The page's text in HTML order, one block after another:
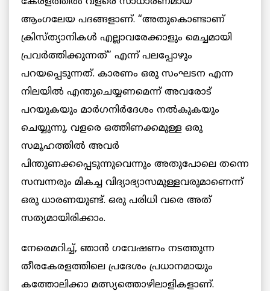
ആംഗലേയ പദങ്ങളാണ്. “അതുകൊണ്ടാണ്
ക്രിസ്ത്യാനികൾ എല്ലാവരേക്കാളും മെച്ചമായി
പ്രവർത്തിക്കുന്നത്” എന്ന് പലപ്പോഴും
പറയപ്പെടുന്നത്. കാരണം ഒരു സംഘടന എന്ന
നിലയിൽ എന്തുചെയ്യണമെന്ന് അവരോട്
പറയുകയും മാർഗനിർദേശം നൽകുകയും
ചെയ്യുന്നു. വളരെ ഒത്തിണക്കമുള്ള ഒരു
സമൂഹത്തിൽ അവർ
പിന്തുണക്കപ്പെടുന്നുവെന്നും അതുപോലെ തന്നെ
സമ്പന്നരും മികച്ച വിദ്യാഭ്യാസമുള്ളവരുമാണെന്ന്
ഒരു ധാരണയുണ്ട്. ഒരു പരിധി വരെ അത്
സത്യമായിരിക്കാം.
നേരെമറിച്ച്, ഞാൻ ഗവേഷണം നടത്തുന്ന
തീരകേരളത്തിലെ പ്രദേശം പ്രധാനമായും
കത്തോലിക്കാ മത്സ്യത്തൊഴിലാളികളാണ്.